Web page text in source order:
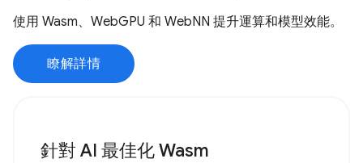
使用 Wasm、WebGPU 和 WebNN 提升運算和模型效能。
瞭解詳情
針對 AI 最佳化 Wasm